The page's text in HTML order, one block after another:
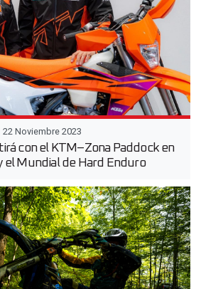
22 Noviembre 2023
con el KTM–Zona Paddock en
el Mundial de Hard Enduro